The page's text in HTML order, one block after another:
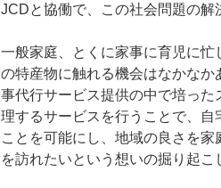
JCDと協働で、この社会問題の解
一般家庭、とくに家事に育児に
の特産物に触れる機会はなかな
事代行サービス提供の中で培っ
理するサービスを行うことで、
ことを可能にし、地域の良さを
を訪れたいという想いの掘り起こ